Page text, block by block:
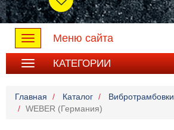
Toggle
navigation
Меню сайта
КАТЕГОРИИ
Главная Каталог
Вибротрамбовки
WEBER (Германия)